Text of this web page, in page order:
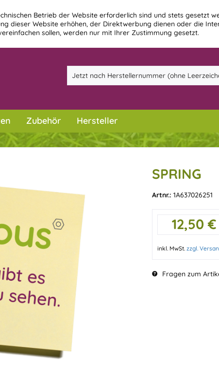
Betrieb der Website erforderlich sind und stets gesetzt
dieser Website erhöhen, der Direktwerbung dienen oder die
sollen, werden nur mit Ihrer Zustimmung gesetzt.
Zubehör Hersteller
SPRING
Artnr.: 1A637026251
12,50
inkl. MwSt. zzgl.
Fragen zum